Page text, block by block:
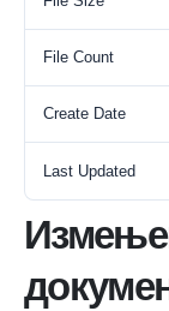
File Count
Create Date
Last Updated